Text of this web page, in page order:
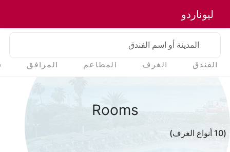
ليوناردو
المدينة أو اسم الفندق
الفندق الغرف المطاعم المرافق
Rooms
(10 أنواع الغرف)